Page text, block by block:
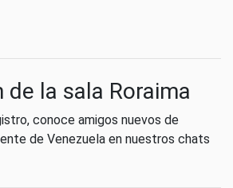
de la sala Roraima
conoce amigos nuevos de
de Venezuela en nuestros chats